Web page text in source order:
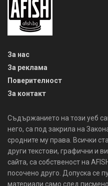
За нас
За реклама
Поверителност
За контакт
Съдържанието на този уеб
него, са под закрила на
сродните му права. Всички
други текстови, графични и
сайта, са собственост на
посочено друго. Допуска се
материали само след